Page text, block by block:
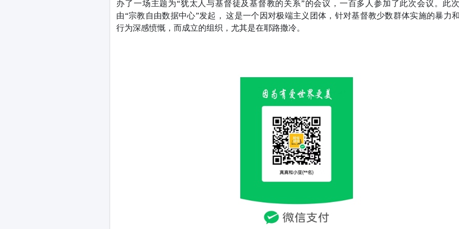
办了一场主题为“犹太人与基督徒及基督教的关系”的会议，一百多人参加了此次会议。此
由“宗教自由数据中心”发起， 这是一个因对极端主义团体，针对基督教少数群体实施的暴力
行为深感愤慨，而成立的组织，尤其是在耶路撒冷。